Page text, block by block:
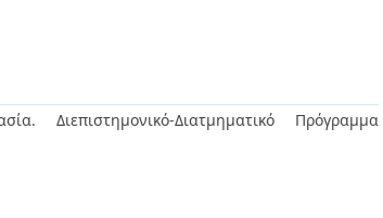
Διεπιστημονικό-Διατμηματικό Πρόγραμμα